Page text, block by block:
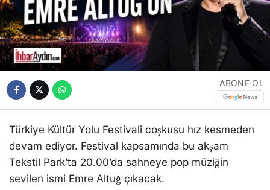
ABONE OL
Türkiye Kültür Yolu Festivali coşkusu hız kesmeden
devam ediyor. Festival kapsamında bu akşam
Tekstil Park’ta 20.00’da sahneye pop müziğin
sevilen ismi Emre Altuğ çıkacak.